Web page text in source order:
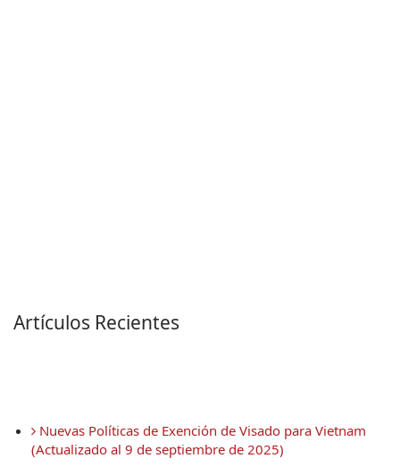
Artículos Recientes
Nuevas Políticas de Exención de Visado para Vietnam
(Actualizado al 9 de septiembre de 2025)